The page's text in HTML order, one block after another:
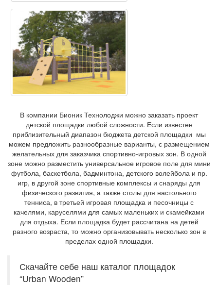
В компании Бионик Технолоджи можно заказать проект
детской площадки любой сложности. Если известен
приблизительный диапазон бюджета детской площадки мы
можем предложить разнообразные варианты, с размещением
желательных для заказчика спортивно-игровых зон. В одной
зоне можно разместить универсальное игровое поле для мини
футбола, баскетбола, бадминтона, детского волейбола и пр.
игр, в другой зоне спортивные комплексы и снаряды для
физического развития, а также столы для настольного
тенниса, в третьей игровая площадка и песочницы с
качелями, каруселями для самых маленьких и скамейками
для отдыха. Если площадка будет рассчитана на детей
разного возраста, то можно организовывать несколько зон в
пределах одной площадки.
Скачайте себе наш каталог площадок
“Urban Wooden”